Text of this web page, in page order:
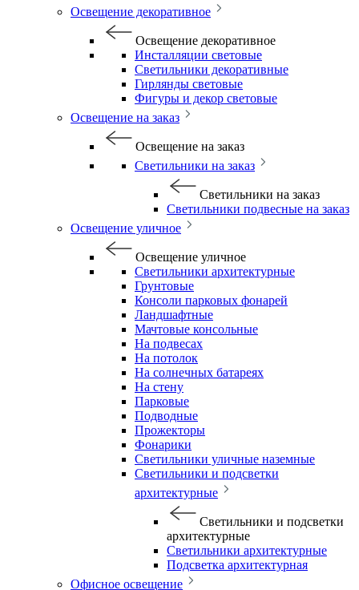
Освещение декоративное
Освещение декоративное
Инсталляции световые
Светильники декоративные
Гирлянды световые
Фигуры и декор световые
Освещение на заказ
Освещение на заказ
Светильники на заказ
Светильники на заказ
Светильники подвесные на заказ
Освещение уличное
Освещение уличное
Светильники архитектурные
Грунтовые
Консоли парковых фонарей
Ландшафтные
Мачтовые консольные
На подвесах
На потолок
На солнечных батареях
На стену
Парковые
Подводные
Прожекторы
Фонарики
Светильники уличные наземные
Светильники и подсветки
архитектурные
Светильники и подсветки
архитектурные
Светильники архитектурные
Подсветка архитектурная
Офисное освещение